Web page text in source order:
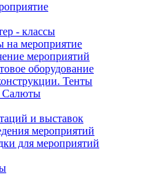
- классы
на мероприятие
мероприятий
оборудование
Тенты
Салюты
и выставок
мероприятий
для мероприятий